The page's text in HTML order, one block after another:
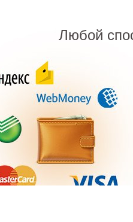
профиль
(SD-60-
сталь
Дренажный профиль
S50RF) сталь
11 134 ₽
Любой